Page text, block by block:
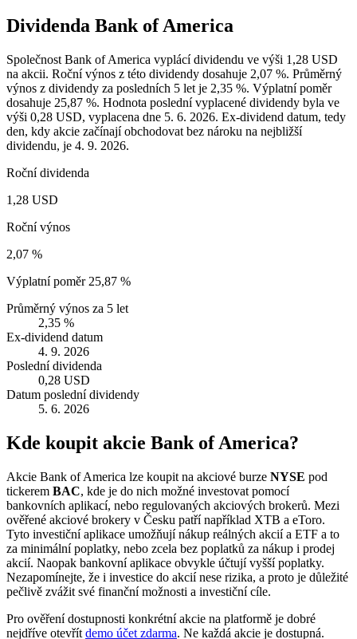
Dividenda Bank of America
Společnost Bank of America vyplácí dividendu ve výši 1,28 USD
na akcii. Roční výnos z této dividendy dosahuje 2,07 %. Průměrný
výnos z dividendy za posledních 5 let je 2,35 %. Výplatní poměr
dosahuje 25,87 %. Hodnota poslední vyplacené dividendy byla ve
výši 0,28 USD, vyplacena dne 5. 6. 2026. Ex-dividend datum, tedy
den, kdy akcie začínají obchodovat bez nároku na nejbližší
dividendu, je 4. 9. 2026.
Roční dividenda
1,28 USD
Roční výnos
2,07 %
Výplatní poměr 25,87 %
Průměrný výnos za 5 let
2,35 %
Ex-dividend datum
4. 9. 2026
Poslední dividenda
0,28 USD
Datum poslední dividendy
5. 6. 2026
Kde koupit akcie Bank of America?
Akcie Bank of America lze koupit na akciové burze NYSE pod
tickerem BAC, kde je do nich možné investovat pomocí
bankovních aplikací, nebo regulovaných akciových brokerů. Mezi
ověřené akciové brokery v Česku patří například XTB a eToro.
Tyto investiční aplikace umožňují nákup reálných akcií a ETF a to
za minimální poplatky, nebo zcela bez poplatků za nákup i prodej
akcií. Naopak bankovní aplikace obvykle účtují vyšší poplatky.
Nezapomínejte, že i investice do akcií nese rizika, a proto je důležité
pečlivě zvážit své finanční možnosti a investiční cíle.
Pro ověření dostupnosti konkrétní akcie na platformě je dobré
nejdříve otevřít demo účet zdarma. Ne každá akcie je dostupná.